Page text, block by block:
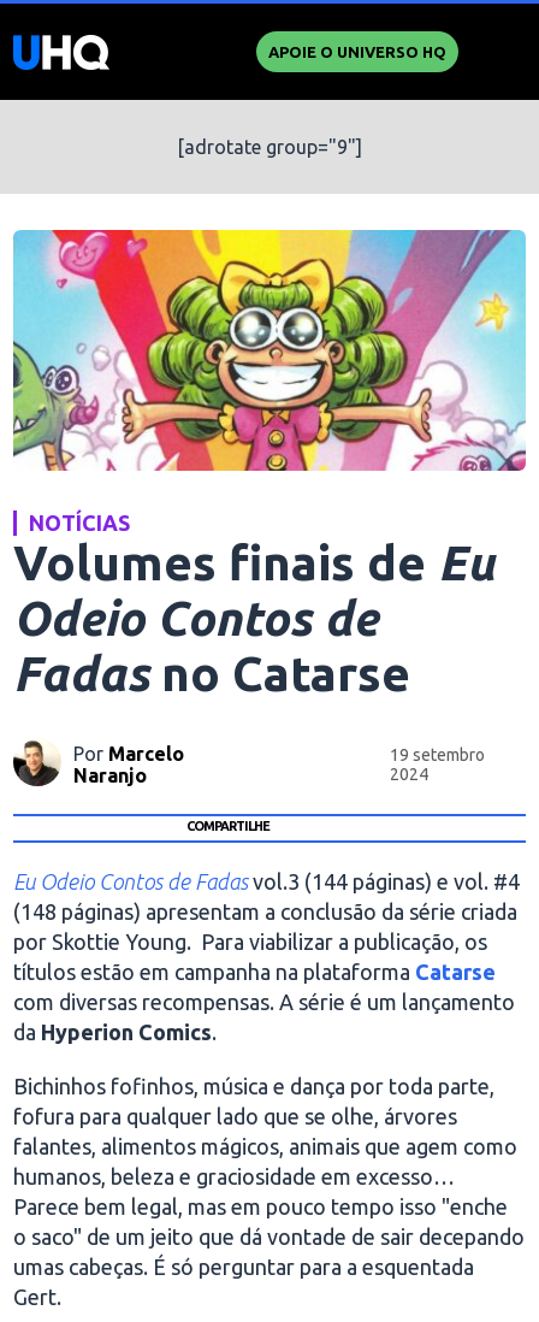
APOIE O UNIVERSO HQ
[adrotate group="9"]
NOTÍCIAS
Volumes finais de Eu
Odeio Contos de
Fadasno Catarse
Por Marcelo
Naranjo
19 setembro
2024
COMPARTILHE
Eu Odeio Contos de Fadasvol.3 (144 páginas) e vol. #4
(148 páginas) apresentam a conclusão da série criada
por Skottie Young. Para viabilizar a publicação, os
títulos estão em campanha na plataforma Catarse
com diversas recompensas. A série é um lançamento
da Hyperion Comics.
Bichinhos fofinhos, música e dança por toda parte,
fofura para qualquer lado que se olhe, árvores
falantes, alimentos mágicos, animais que agem como
humanos, beleza e graciosidade em excesso…
Parece bem legal, mas em pouco tempo isso "enche
o saco" de um jeito que dá vontade de sair decepando
umas cabeças. É só perguntar para a esquentada
Gert.